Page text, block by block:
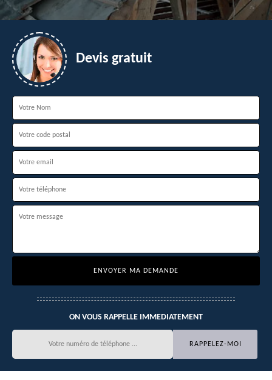
Devis gratuit
ON VOUS RAPPELLE IMMEDIATEMENT